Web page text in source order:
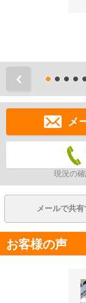
メ
現況の
メールで共有
お客様の声